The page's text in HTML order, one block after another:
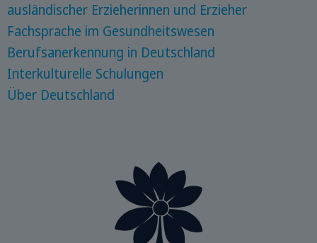
ausländischer Erzieherinnen und Erzieher
Fachsprache im Gesundheitswesen
Berufsanerkennung in Deutschland
Interkulturelle Schulungen
Über Deutschland